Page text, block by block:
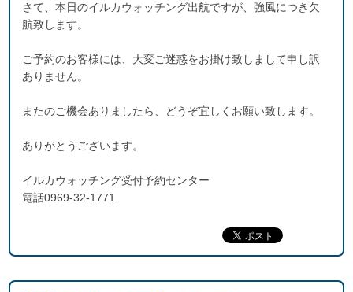
さて、本日のイルカウォッチング出航ですが、強風につき欠
航致します。
ご予約のお客様には、大変ご迷惑をお掛け致しまして申し訳
ありません。
またのご機会ありましたら、どうぞ宜しくお願い致します。
ありがとうございます。
イルカウォッチング受付予約センター
電話0969-32-1771